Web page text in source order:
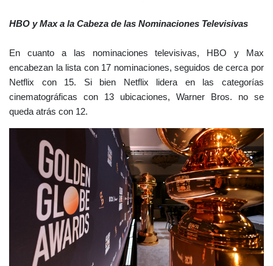
HBO y Max a la Cabeza de las Nominaciones Televisivas
En cuanto a las nominaciones televisivas, HBO y Max
encabezan la lista con 17 nominaciones, seguidos de cerca por
Netflix con 15. Si bien Netflix lidera en las categorías
cinematográficas con 13 ubicaciones, Warner Bros. no se
queda atrás con 12.